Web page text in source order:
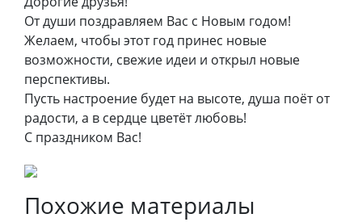
От души поздравляем Вас с Новым годом!
Желаем, чтобы этот год принес новые
возможности, свежие идеи и открыл новые
перспективы.
Пусть настроение будет на высоте, душа поёт от
радости, а в сердце цветёт любовь!
С праздником Вас!
Похожие материалы